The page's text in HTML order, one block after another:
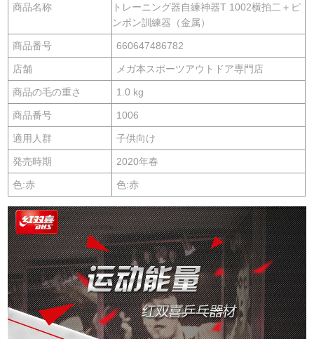
商品名称
トレーニング器自練神器T 1002横拍二＋ピ
ンポン訓練器（金属）
商品番号 660647486782
店舗 メガ本スポーツアウトドア専門店
商品の毛の重さ 1.0 kg
商品番号 1006
適用人群 子供向け
発売時期 2020年春
色:赤 色:赤